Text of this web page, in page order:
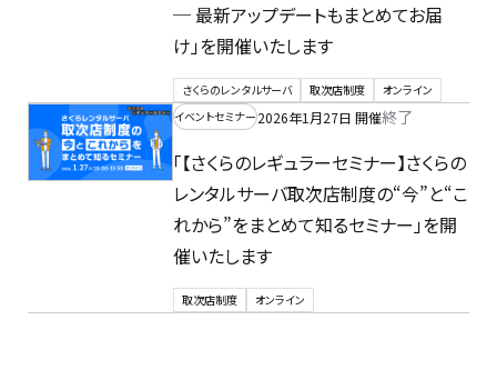
─ 最新アップデートもまとめてお届
け」を開催いたします
さくらのレンタルサーバ 取次店制度
オンライン
イベントセミナー2026年1月27日 開催終了
「【さくらのレギュラーセミナー】さくらの
レンタルサーバ取次店制度の“今”と“こ
れから”をまとめて知るセミナー」を開
催いたします
取次店制度 オンライン